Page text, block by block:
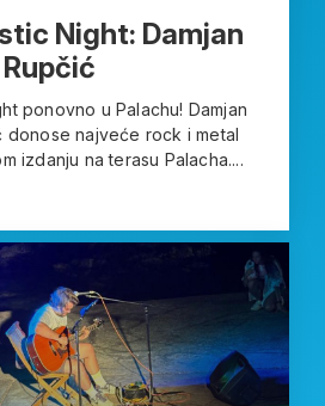
Night: Damjan
ponovno u Palachu! Damjan
donose najveće rock i metal
izdanju na terasu Palacha....